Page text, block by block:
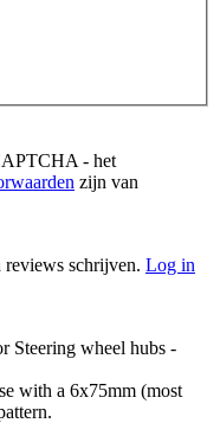
- het
zijn van
reviews schrijven. Log in
Steering wheel hubs -
with a 6x75mm (most